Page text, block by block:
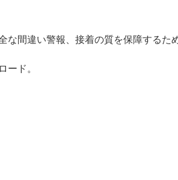
な間違い警報、接着の質を保障するた
ード。